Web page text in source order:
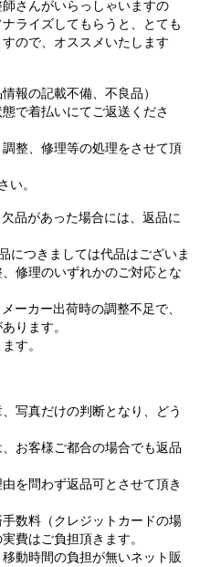
さんがいらっしゃいますの
ライズしてもらうと、とても
ので、オススメいたします
報の記載不備、不良品）
で着払いにてご返送くださ
整、修理等の処理をさせて頂
い。
品があった場合には、返品に
につきましては代品はございま
修理のいずれかのご対応とな
ーカー出荷時の調整不足で、
ります。
す。
写真だけの判断となり、どう
お客様ご都合の場合でも返品
を問わず返品可とさせて頂き
数料（クレジットカードの場
費はご負担頂きます。
動時間の負担が無いネット販